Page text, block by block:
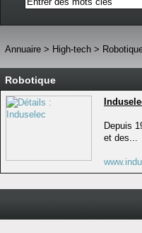
Annuaire > High-tech >
Robotique
Depuis
et des...